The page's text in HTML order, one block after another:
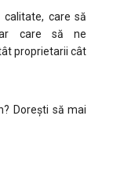
care să
care să ne
proprietarii cât
Dorești să mai